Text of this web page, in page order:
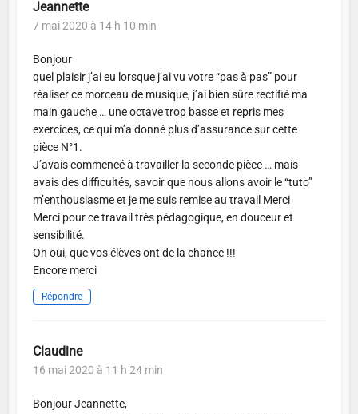
Jeannette
7 mai 2020 à 14 h 10 min
Bonjour
quel plaisir j’ai eu lorsque j’ai vu votre “pas à pas” pour
réaliser ce morceau de musique, j’ai bien sûre rectifié ma
main gauche … une octave trop basse et repris mes
exercices, ce qui m’a donné plus d’assurance sur cette
pièce N°1.
J’avais commencé à travailler la seconde pièce … mais
avais des difficultés, savoir que nous allons avoir le “tuto”
m’enthousiasme et je me suis remise au travail Merci
Merci pour ce travail très pédagogique, en douceur et
sensibilité.
Oh oui, que vos élèves ont de la chance !!!
Encore merci
Répondre
Claudine
16 mai 2020 à 11 h 24 min
Bonjour Jeannette,